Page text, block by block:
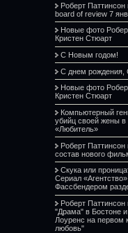
Роберт
board of review 7
Новые фото
Кристен Стюарт
С Новым годом!
С днем рождения,
Новые фото
Кристен Стюарт
Компьютерный
убийц своей жены в
«Любитель»
Роберт Паттинсон
состав нового
Скука или
Сериал
Фассбендером
Роберт
"Драма" в Бостоне
Лоуренс на первом
любовь"